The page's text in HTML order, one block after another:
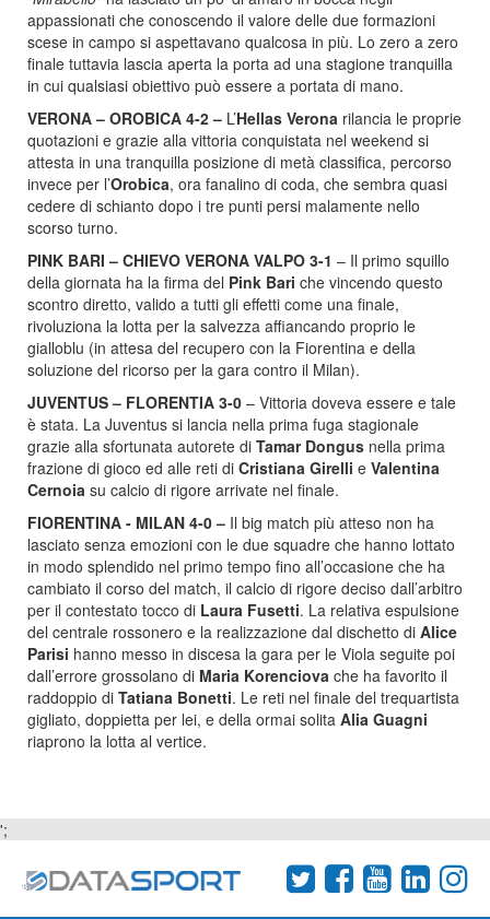
appassionati che conoscendo il valore delle due formazioni
scese in campo si aspettavano qualcosa in più. Lo zero a zero
finale tuttavia lascia aperta la porta ad una stagione tranquilla
in cui qualsiasi obiettivo può essere a portata di mano.
VERONA – OROBICA 4-2 – L’Hellas Verona rilancia le proprie
quotazioni e grazie alla vittoria conquistata nel weekend si
attesta in una tranquilla posizione di metà classifica, percorso
invece per l’Orobica, ora fanalino di coda, che sembra quasi
cedere di schianto dopo i tre punti persi malamente nello
scorso turno.
PINK BARI – CHIEVO VERONA VALPO 3-1 – Il primo squillo
della giornata ha la firma del Pink Bari che vincendo questo
scontro diretto, valido a tutti gli effetti come una finale,
rivoluziona la lotta per la salvezza affiancando proprio le
gialloblu (in attesa del recupero con la Fiorentina e della
soluzione del ricorso per la gara contro il Milan).
JUVENTUS – FLORENTIA 3-0 – Vittoria doveva essere e tale
è stata. La Juventus si lancia nella prima fuga stagionale
grazie alla sfortunata autorete di Tamar Dongus nella prima
frazione di gioco ed alle reti di Cristiana Girelli e Valentina
Cernoia su calcio di rigore arrivate nel finale.
FIORENTINA - MILAN 4-0 – Il big match più atteso non ha
lasciato senza emozioni con le due squadre che hanno lottato
in modo splendido nel primo tempo fino all’occasione che ha
cambiato il corso del match, il calcio di rigore deciso dall’arbitro
per il contestato tocco di Laura Fusetti. La relativa espulsione
del centrale rossonero e la realizzazione dal dischetto di Alice
Parisi hanno messo in discesa la gara per le Viola seguite poi
dall’errore grossolano di Maria Korenciova che ha favorito il
raddoppio di Tatiana Bonetti. Le reti nel finale del trequartista
gigliato, doppietta per lei, e della ormai solita Alia Guagni
riaprono la lotta al vertice.
';